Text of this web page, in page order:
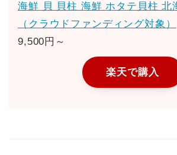
海鮮 貝 貝柱 海鮮 ホタテ貝柱 北
（クラウドファンディング対象）
9,500円～
楽天で購入